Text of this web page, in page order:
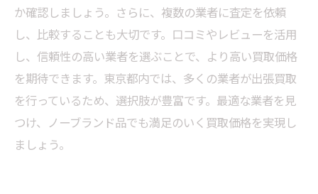
買取価格を引き上げるための査定士とのコ
ミュニケーション術
出張買取を利用してノーブランド品を高価
買取する秘訣
ノーブランド品の買取価格をアップさせる
ための工夫
忙しい女性にぴったり！東京都の出張買取でノ
か確認しましょう。さらに、複数の業者に査定を依頼
し、比較することも大切です。口コミやレビューを活用
し、信頼性の高い業者を選ぶことで、より高い買取価格
を期待できます。東京都内では、多くの業者が出張買取
を行っているため、選択肢が豊富です。最適な業者を見
つけ、ノーブランド品でも満足のいく買取価格を実現し
ましょう。